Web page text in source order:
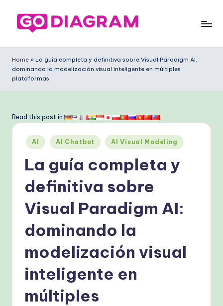
Saltar
o
D
ra
m
ni
Home » La guía completa y definitiva sobre Visual Paradigm AI:
dominando la modelización visual inteligente en múltiples
plataformas
Read this post in:
Publicado
en
AI AI Chatbot AI Visual Modeling
La guía completa y
definitiva sobre
Visual Paradigm AI:
dominando la
modelización visual
inteligente en
múltiples